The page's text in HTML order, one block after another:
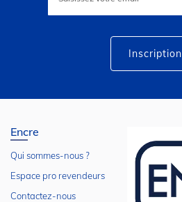
lettre
Inscription
Encre
Qui sommes-nous ?
Espace pro revendeurs
Contactez-nous